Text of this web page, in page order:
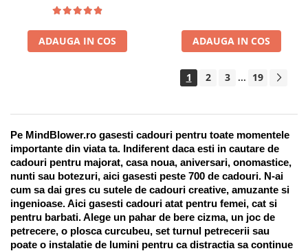
ADAUGA IN COS ADAUGA IN COS
1 2 3 ... 19
Pe MindBlower.ro gasesti cadouri pentru toate momentele
importante din viata ta. Indiferent daca esti in cautare de
cadouri pentru majorat, casa noua, aniversari, onomastice,
nunti sau botezuri, aici gasesti peste 700 de cadouri. N-ai
cum sa dai gres cu sutele de cadouri creative, amuzante si
ingenioase. Aici gasesti cadouri atat pentru femei, cat si
pentru barbati. Alege un pahar de bere cizma, un joc de
petrecere, o plosca curcubeu, set turnul petrecerii sau
poate o instalatie de lumini pentru ca distractia sa continue